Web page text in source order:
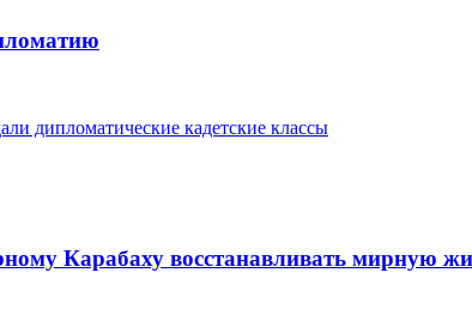
дипломатические кадетские классы
Карабаху восстанавливать мирную